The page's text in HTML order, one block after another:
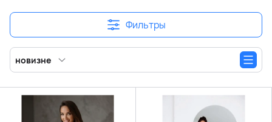
Фильтры
новизне